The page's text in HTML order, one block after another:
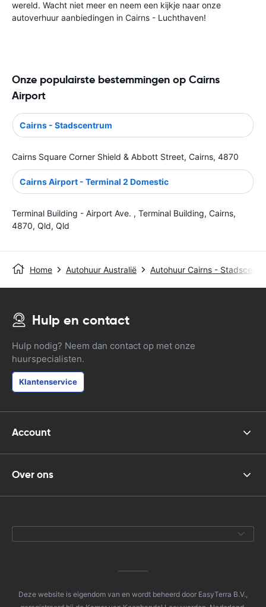
wereld. Wacht niet meer en neem een kijkje naar onze
autoverhuur aanbiedingen in Cairns - Luchthaven!
Onze populairste bestemmingen op Cairns
Airport
Cairns - Stadscentrum
Cairns Square Corner Shield & Abbott Street, Cairns, 4870
Cairns Airport - Terminal 2 Domestic
Terminal Building - Airport Ave. , Terminal Building, Cairns,
4870, Qld, Qld
Home Autohuur Australië Autohuur Cairns -
Hulp en contact
Hulp nodig? Neem dan contact op met onze
huurspecialisten.
Klantenservice
Account
Over ons
Deze website is eigendom van en wordt beheerd door EasyTerra B.V.,